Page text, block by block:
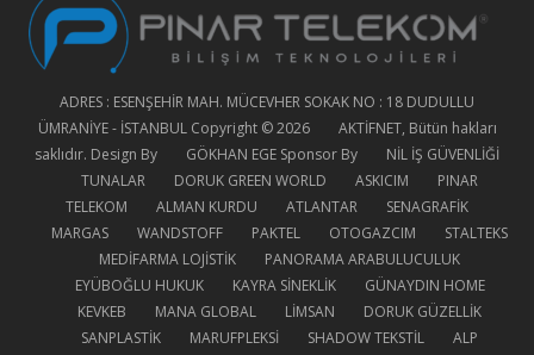
new
window
new
window
new
window
new
window
ADRES : ESENŞEHİR MAH. MÜCEVHER SOKAK NO : 18 DUDULLU
ÜMRANİYE - İSTANBUL Copyright © 2026
AKTİFNET, Bütün hakları
saklıdır. Design By
GÖKHAN EGE Sponsor By
NİL İŞ GÜVENLİĞİ
TUNALAR
DORUK GREEN WORLD ASKICIM
PINAR
TELEKOM
ALMAN KURDU ATLANTAR
SENAGRAFİK
MARGAS
WANDSTOFF PAKTEL OTOGAZCIM
STALTEKS
MEDİFARMA LOJİSTİK
PANORAMA ARABULUCULUK
EYÜBOĞLU HUKUK
KAYRA SİNEKLİK
GÜNAYDIN HOME
KEVKEB
MANA GLOBAL LİMSAN
DORUK GÜZELLİK
SANPLASTİK
MARUFPLEKSİ SHADOW TEKSTİL
ALP